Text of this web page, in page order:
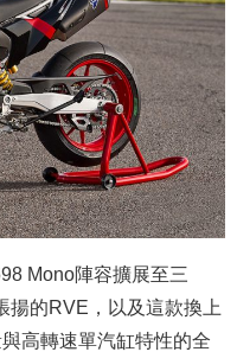
Mono陣容擴展至三
揚的RVE，以及這款換上
高轉速單汽缸特性的全